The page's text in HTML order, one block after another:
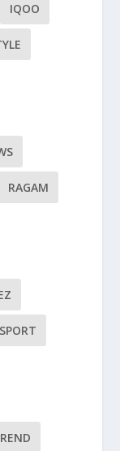
IQOO
RAGAM
SPORT